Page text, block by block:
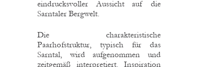
eindrucksvoller Aussicht auf die
Sarntaler Bergwelt.
Die charakteristische
Paarhofstruktur, typisch für das
Sarntal, wird aufgenommen und
zeitgemäß interpretiert. Inspiration